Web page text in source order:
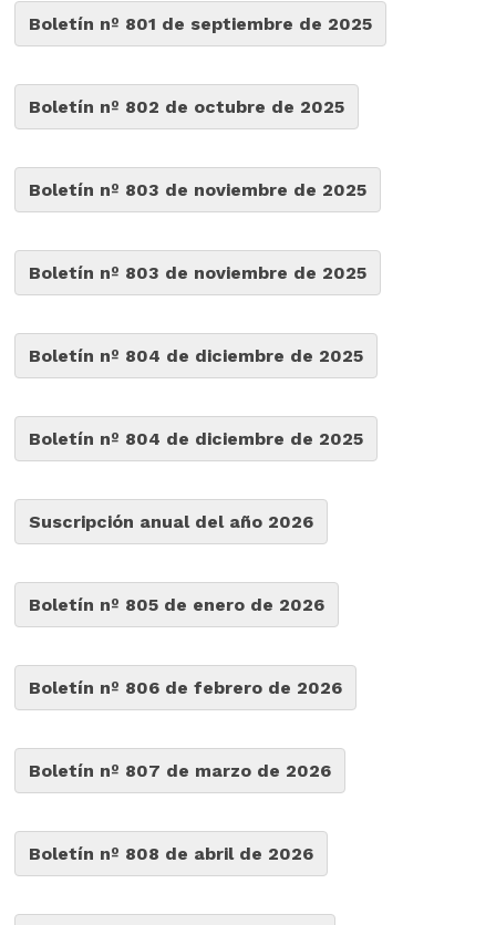
Boletín nº 801 de septiembre de 2025
Boletín nº 802 de octubre de 2025
Boletín nº 803 de noviembre de 2025
Boletín nº 803 de noviembre de 2025
Boletín nº 804 de diciembre de 2025
Boletín nº 804 de diciembre de 2025
Suscripción anual del año 2026
Boletín nº 805 de enero de 2026
Boletín nº 806 de febrero de 2026
Boletín nº 807 de marzo de 2026
Boletín nº 808 de abril de 2026